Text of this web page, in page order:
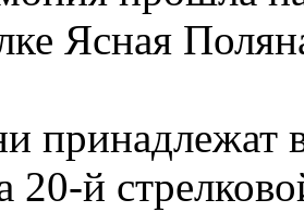
Ясная
принадлежат
20-й